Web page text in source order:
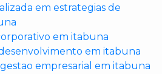
em estrategias de
em itabuna
em itabuna
empresarial em itabuna